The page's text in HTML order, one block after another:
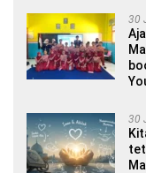
30
30